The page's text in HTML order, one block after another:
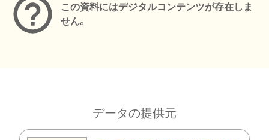
この資料にはデジタルコンテンツが存在しま
せん。
データの提供元